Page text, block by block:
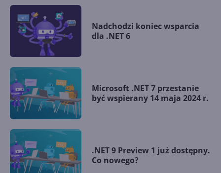
Nadchodzi koniec wsparcia
dla .NET 6
Microsoft .NET 7 przestanie
być wspierany 14 maja 2024 r.
.NET 9 Preview 1 już dostępny.
Co nowego?